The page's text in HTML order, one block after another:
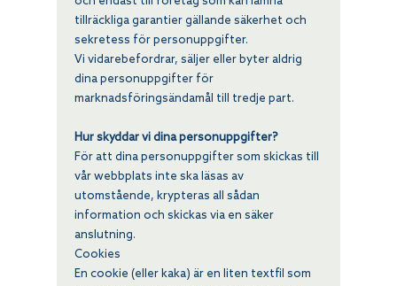
tillräckliga garantier gällande säkerhet och
sekretess för personuppgifter.
Vi vidarebefordrar, säljer eller byter aldrig
dina personuppgifter för
marknadsföringsändamål till tredje part.
Hur skyddar vi dina personuppgifter?
För att dina personuppgifter som skickas till
vår webbplats inte ska läsas av
utomstående, krypteras all sådan
information och skickas via en säker
anslutning.
Cookies
En cookie (eller kaka) är en liten textfil som